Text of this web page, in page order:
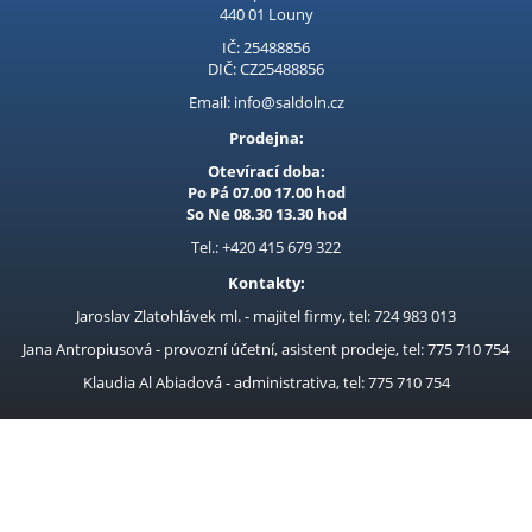
až 300kg na výšku až
vypínač na ovladači a
tepelná ochrana motoru
zaručuje dlouhou
životnost a b
440 01 Louny
IČ: 25488856
DIČ: CZ25488856
Email: info@saldoln.cz
Prodejna:
Otevírací doba:
Po Pá 07.00 17.00 hod
So Ne 08.30 13.30 hod
Tel.: +420 415 679 322
Kontakty:
Jaroslav Zlatohlávek ml. - majitel firmy, tel: 724 983 013
Jana Antropiusová - provozní účetní, asistent prodeje, tel: 775 710 754
Klaudia Al Abiadová - administrativa, tel: 775 710 754